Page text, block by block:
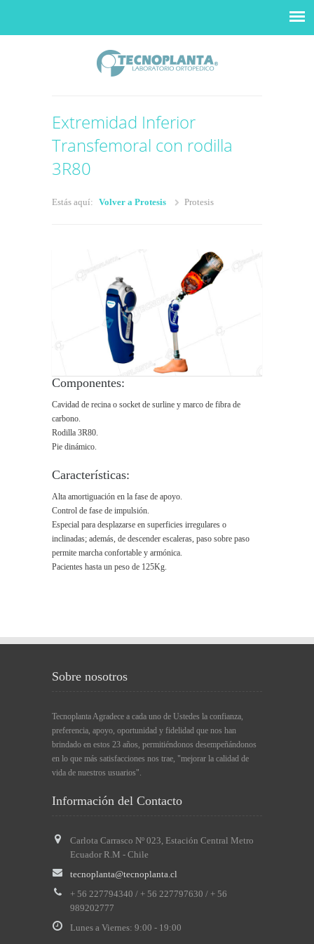
Extremidad Inferior
Transfemoral con rodilla
3R80
Estás aquí: Volver a Protesis Protesis
Componentes:
Cavidad de recina o socket de surline y marco de fibra de
carbono.
Rodilla 3R80.
Pie dinámico.
Características:
Alta amortiguación en la fase de apoyo.
Control de fase de impulsión.
Especial para desplazarse en superficies irregulares o
inclinadas; además, de descender escaleras, paso sobre paso
permite marcha confortable y armónica.
Pacientes hasta un peso de 125Kg.
Sobre nosotros
Tecnoplanta Agradece a cada uno de Ustedes la confianza,
preferencia, apoyo, oportunidad y fidelidad que nos han
brindado en estos 23 años, permitiéndonos desempeñándonos
en lo que más satisfacciones nos trae, "mejorar la calidad de
vida de nuestros usuarios".
Información del Contacto
Carlota Carrasco Nº 023, Estación Central Metro
Ecuador R.M - Chile
tecnoplanta@tecnoplanta.cl
+ 56 227794340 / + 56 227797630 / + 56
989202777
Lunes a Viernes: 9:00 - 19:00